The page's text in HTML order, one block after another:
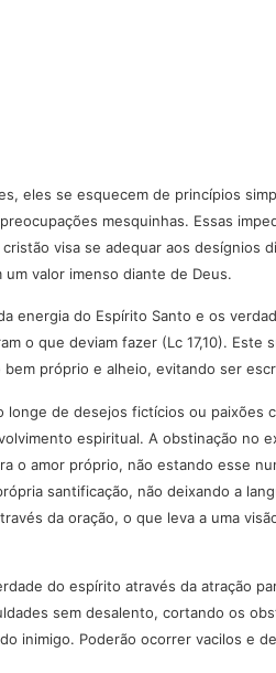
eles se esquecem de princípios
mesquinhas. Essas
visa se adequar aos
valor imenso diante de Deus.
energia do Espírito Santo e os
o que deviam fazer (Lc 17,10).
próprio e alheio, evitando ser
de desejos fictícios ou
espiritual. A obstinação
o amor próprio, não estando esse
santificação, não deixando a
da oração, o que leva a uma
do espírito através da atração
sem desalento, cortando os
inimigo. Poderão ocorrer vacilos e